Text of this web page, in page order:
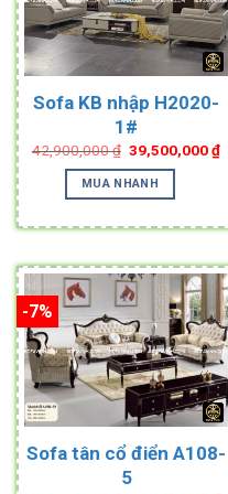
Sofa KB nhập H2020-
1#
42,900,000₫ Original
price
was:
42,900,000 ₫.
39,500,000₫
MUA NHANH
-7%
Sofa tân cổ điển A108-
5